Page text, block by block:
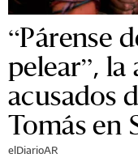
“Párense
pelear”, la
acusados
Tomás en
elDiarioAR